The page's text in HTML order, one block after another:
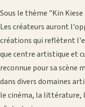
Sous le thème "Kin
Les créateurs auront
créations qui reflètent
que centre artistique et
reconnue pour sa scène
dans divers domaines
le cinéma, la littérature,